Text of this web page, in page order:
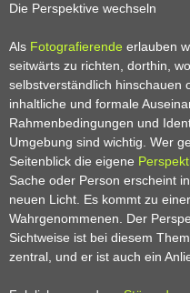
Die Perspektive wechseln
Als Fotografierende erlauben
seitwärts zu richten, dorthin,
selbstverständlich hinschauen
inhaltliche und formale
Rahmenbedingungen und
Umgebung sind wichtig. Wer
Seitenblick die eigene
Sache oder Person erscheint
neuen Licht. Es kommt zu
Wahrgenommenen. Der
Sichtweise ist bei diesem
zentral, und er ist auch ein